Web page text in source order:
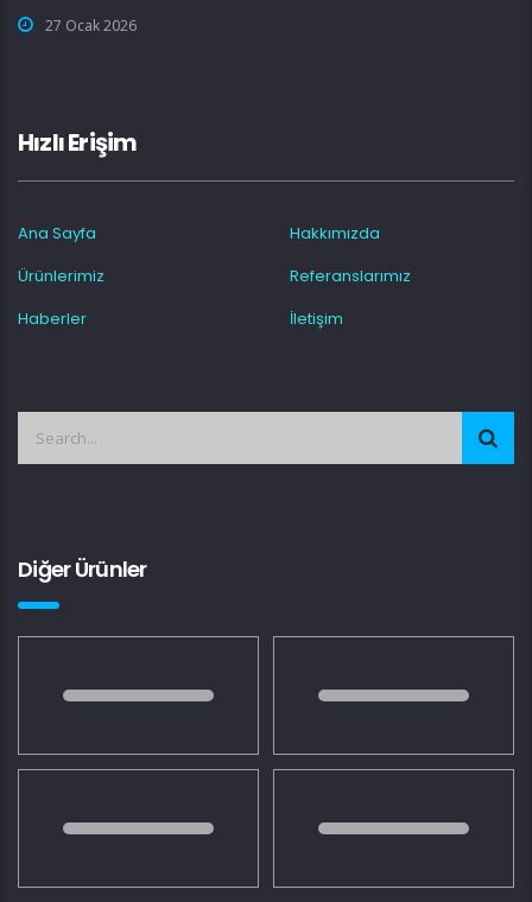
27 Ocak 2026
Hızlı Erişim
Ana Sayfa
Hakkımızda
Ürünlerimiz
Referanslarımız
Haberler
İletişim
Diğer Ürünler